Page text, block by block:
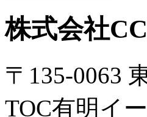
株式会社
〒135-0063
TOC有明イ